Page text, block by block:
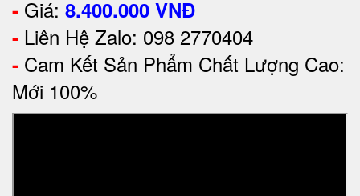
- Giá: 8.400.000 VNĐ
- Liên Hệ Zalo: 098 2770404
- Cam Kết Sản Phẩm Chất Lượng Cao:
Mới 100%